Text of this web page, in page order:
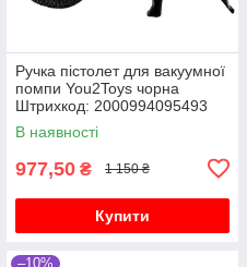
Ручка пістолет для вакуумної
помпи You2Toys чорна
Штрихкод: 2000994095493
В наявності
977,50 ₴ 1 150 ₴
Купити
–10%